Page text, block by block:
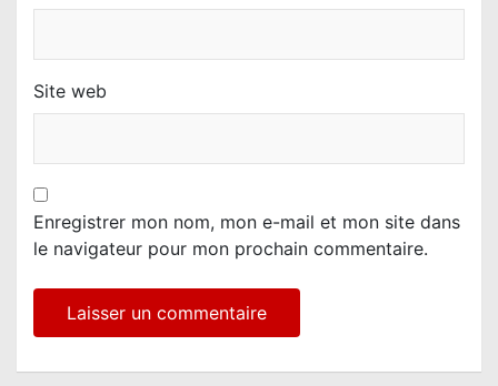
Site web
Enregistrer mon nom, mon e-mail et mon site dans
le navigateur pour mon prochain commentaire.